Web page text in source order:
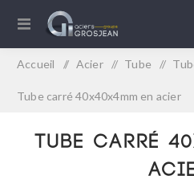
Accueil / Acier / Tube /
Tube carré 40x40x4mm en acier
Tube carré